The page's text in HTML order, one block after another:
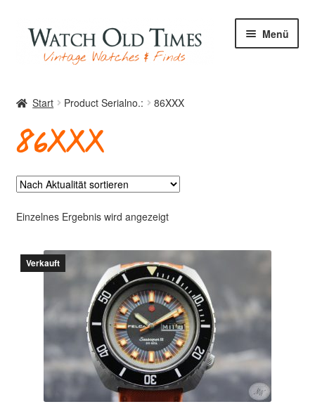
Zur
Navigation
springen
Zum
Inhalt
springen
Menü
Uhren
Archiv
Über mich
Kontakt
Start Product Serialno.: 86XXX
86XXX
Einzelnes Ergebnis wird angezeigt
Verkauft